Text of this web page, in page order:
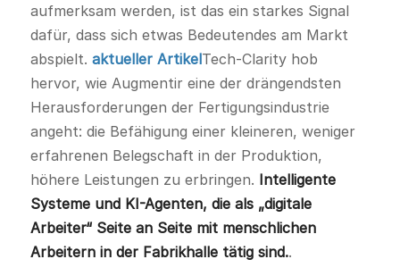
aufmerksam werden, ist das ein starkes Signal
dafür, dass sich etwas Bedeutendes am Markt
abspielt. aktueller ArtikelTech-Clarity hob
hervor, wie Augmentir eine der drängendsten
Herausforderungen der Fertigungsindustrie
angeht: die Befähigung einer kleineren, weniger
erfahrenen Belegschaft in der Produktion,
höhere Leistungen zu erbringen. Intelligente
Systeme und KI-Agenten, die als „digitale
Arbeiter“ Seite an Seite mit menschlichen
Arbeitern in der Fabrikhalle tätig sind..